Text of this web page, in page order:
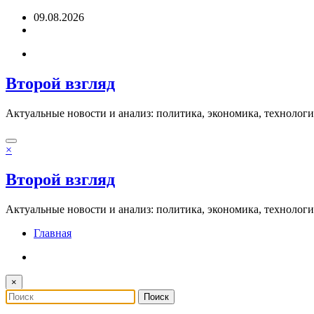
Перейти09.08.2026
Второй взгляд
Актуальные новости и анализ: политика, экономика,
×
Второй взгляд
Актуальные новости и анализ: политика, экономика,
Главная
×